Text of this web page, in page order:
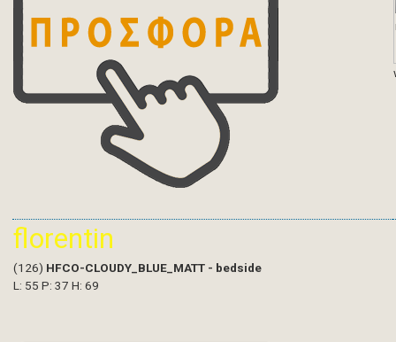
florentin
(126) HFCO-CLOUDY_BLUE_MATT - bedside
L: 55 P: 37 H: 69